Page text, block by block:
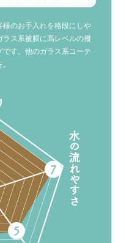
のお手入れを格段にしや
ス系被膜に高レベルの撥
す。他のガラス系コーテ